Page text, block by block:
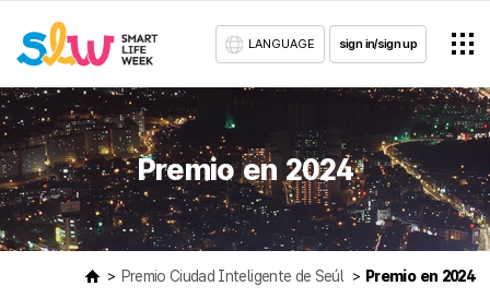
LANGUAGE sign in/sign up
Premio en 2024
Premio Ciudad Inteligente de Seúl Premio en 2024